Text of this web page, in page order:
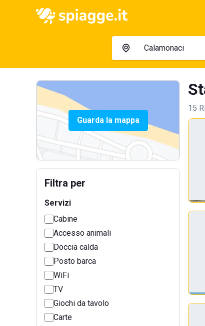
Guarda la mappa
Filtra per
Servizi
Cabine
Accesso animali
Doccia calda
Posto barca
WiFi
TV
Giochi da tavolo
Carte
15